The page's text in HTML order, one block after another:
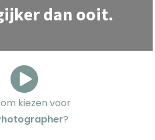
dan ooit.
kiezen voor
?